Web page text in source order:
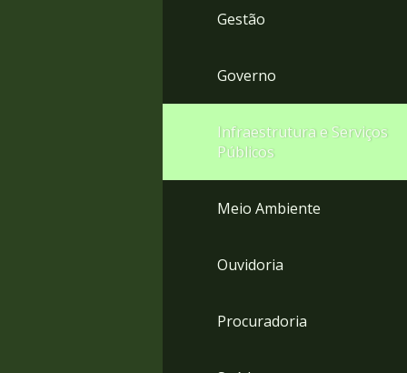
Gestão
Governo
Infraestrutura e Serviços
Públicos
Meio Ambiente
Ouvidoria
Procuradoria